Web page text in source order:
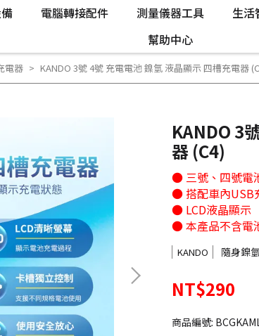
電腦轉接配件 測量儀器工具 生活
幫助中心
電器 KANDO 3號 4號 充電電池 鎳氫 液晶顯示 四槽充電器
KANDO 3
器 (C4)
● 三號、四號電
● 搭配車內USB
● LCD液晶顯示
● 本產品不含電
KANDO 隨身鎳
NT$290
商品編號: